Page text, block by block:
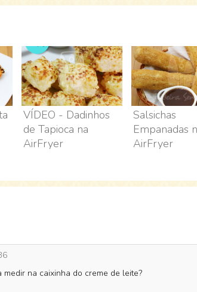
VÍDEO - Dadinhos
de Tapioca na
AirFryer
Salsichas
Empanadas
AirFryer
na caixinha do creme de leite?